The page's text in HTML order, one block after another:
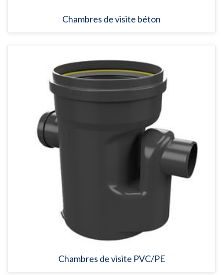
Chambres de visite béton
Chambres de visite PVC/PE